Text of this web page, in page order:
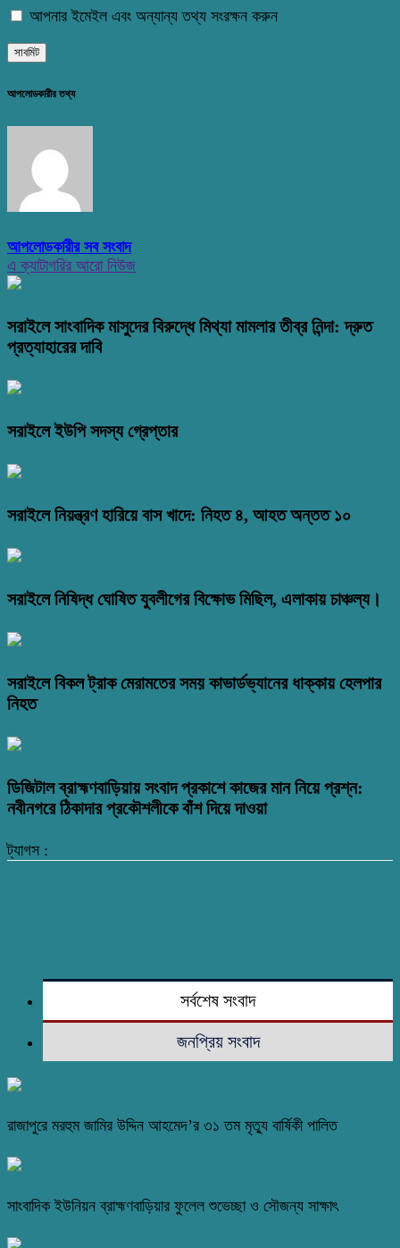
আপনার ইমেইল এবং অন্যান্য তথ্য সংরক্ষন করুন
আপলোডকারীর তথ্য
আপলোডকারীর সব সংবাদ
এ ক্যাটাগরির আরো নিউজ
সরাইলে সাংবাদিক মাসুদের বিরুদ্ধে মিথ্যা মামলার তীব্র নিন্দা: দ্রুত
প্রত্যাহারের দাবি
সরাইলে ইউপি সদস্য গ্রেপ্তার
সরাইলে নিয়ন্ত্রণ হারিয়ে বাস খাদে: নিহত ৪, আহত অন্তত ১০
সরাইলে নিষিদ্ধ ঘোষিত যুবলীগের বিক্ষোভ মিছিল, এলাকায় চাঞ্চল্য।
সরাইলে বিকল ট্রাক মেরামতের সময় কাভার্ডভ্যানের ধাক্কায় হেলপার
নিহত
ডিজিটাল ব্রাহ্মণবাড়িয়ায় সংবাদ প্রকাশে কাজের মান নিয়ে প্রশ্ন:
নবীনগরে ঠিকাদার প্রকৌশলীকে বাঁশ দিয়ে দাওয়া
ট্যাগস :
সর্বশেষ সংবাদ
জনপ্রিয় সংবাদ
রাজাপুরে মরহুম জামির উদ্দিন আহমেদ’র ৩১ তম মৃত্যু বার্ষিকী পালিত
সাংবাদিক ইউনিয়ন ব্রাহ্মণবাড়িয়ার ফুলেল শুভেচ্ছা ও সৌজন্য সাক্ষাৎ